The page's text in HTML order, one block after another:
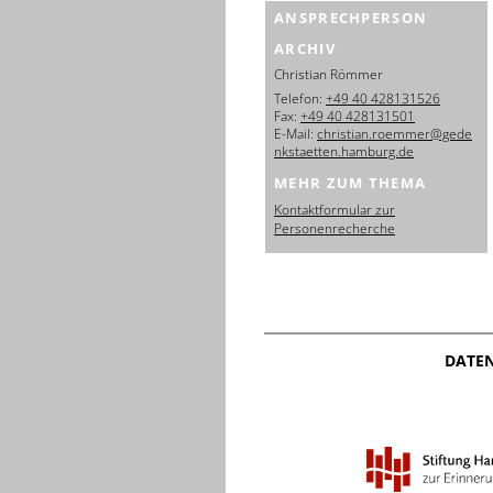
ANSPRECHPERSON
ARCHIV
Christian Römmer
Telefon: +49 40 428131526
Fax: +49 40 428131501
E-Mail: christian.roemmer@gede
nkstaetten.hamburg.de
MEHR ZUM THEMA
Kontaktformular zur
Personenrecherche